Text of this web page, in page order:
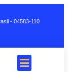
- 04583-110